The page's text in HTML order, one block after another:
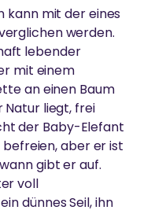
kann mit der eines
werden.
lebender
mit einem
an einen Baum
Natur liegt, frei
der Baby-Elefant
befreien, aber er ist
gibt er auf.
voll
dünnes Seil, ihn